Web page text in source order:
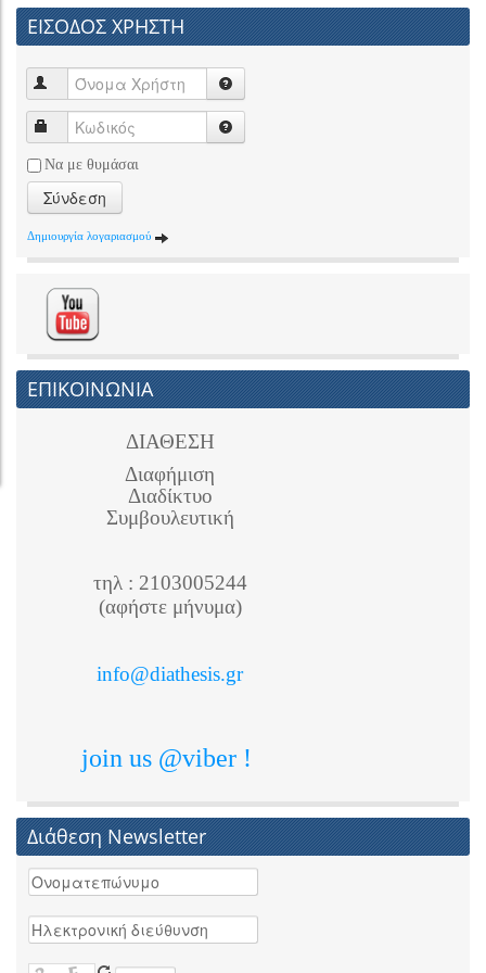
ΕΙΣΟΔΟΣ ΧΡΗΣΤΗ
Να με θυμάσαι
Σύνδεση
Δημιουργία λογαριασμού
ΕΠΙΚΟΙΝΩΝΙΑ
ΔΙΑΘΕΣΗ
Διαφήμιση
Διαδίκτυο
Συμβουλευτική
τηλ : 2103005244
(αφήστε μήνυμα)
info@diathesis.gr
join us @viber !
Διάθεση Newsletter